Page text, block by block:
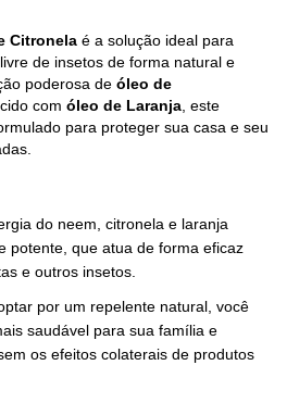
Citronela é a solução ideal para
de insetos de forma natural e
poderosa de óleo de
com óleo de Laranja, este
para proteger sua casa e seu
do neem, citronela e laranja
potente, que atua de forma eficaz
e outros insetos.
por um repelente natural, você
saudável para sua família e
os efeitos colaterais de produtos